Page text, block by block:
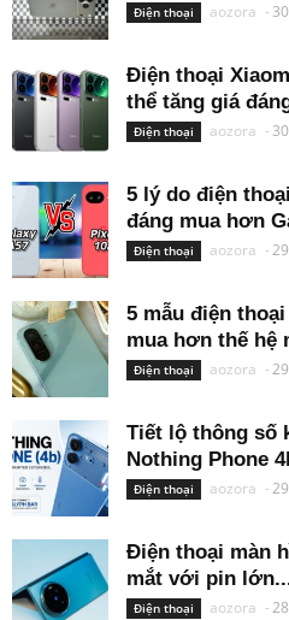
Điện thoại aozora -
Điện thoại
thể tăng giá
Điện thoại aozora -
5 lý do điện
đáng mua hơn
Điện thoại aozora -
5 mẫu điện
mua hơn thế hệ
Điện thoại aozora -
Tiết lộ thông số
Nothing Phone
Điện thoại aozora -
Điện thoại màn
mắt với pin
Điện thoại aozora -